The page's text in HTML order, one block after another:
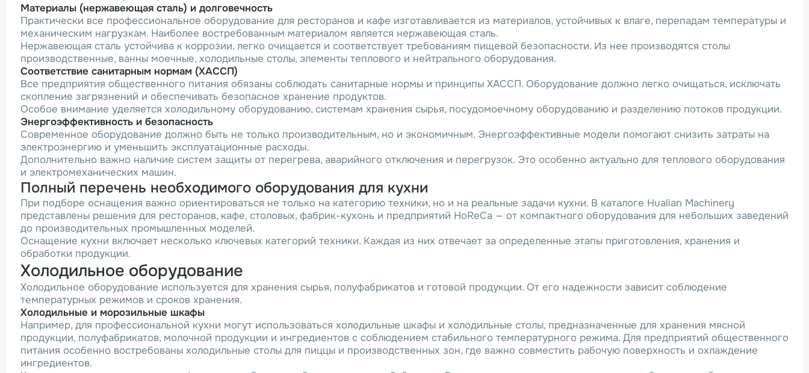
Материалы (нержавеющая сталь) и долговечность
Практически все профессиональное оборудование для ресторанов и кафе изготавливается из материалов, устойчивых к влаге, перепадам температуры и
механическим нагрузкам. Наиболее востребованным материалом является нержавеющая сталь.
Нержавеющая сталь устойчива к коррозии, легко очищается и соответствует требованиям пищевой безопасности. Из нее производятся столы
производственные, ванны моечные, холодильные столы, элементы теплового и нейтрального оборудования.
Соответствие санитарным нормам (ХАССП)
Все предприятия общественного питания обязаны соблюдать санитарные нормы и принципы ХАССП. Оборудование должно легко очищаться, исключать
скопление загрязнений и обеспечивать безопасное хранение продуктов.
Особое внимание уделяется холодильному оборудованию, системам хранения сырья, посудомоечному оборудованию и разделению потоков продукции.
Энергоэффективность и безопасность
Современное оборудование должно быть не только производительным, но и экономичным. Энергоэффективные модели помогают снизить затраты на
электроэнергию и уменьшить эксплуатационные расходы.
Дополнительно важно наличие систем защиты от перегрева, аварийного отключения и перегрузок. Это особенно актуально для теплового оборудования
и электромеханических машин.
Полный перечень необходимого оборудования для кухни
При подборе оснащения важно ориентироваться не только на категорию техники, но и на реальные задачи кухни. В каталоге Hualian Machinery
представлены решения для ресторанов, кафе, столовых, фабрик-кухонь и предприятий HoReCa — от компактного оборудования для небольших заведений
до производительных промышленных моделей.
Оснащение кухни включает несколько ключевых категорий техники. Каждая из них отвечает за определенные этапы приготовления, хранения и
обработки продукции.
Холодильное оборудование
Холодильное оборудование используется для хранения сырья, полуфабрикатов и готовой продукции. От его надежности зависит соблюдение
температурных режимов и сроков хранения.
Холодильные и морозильные шкафы
Например, для профессиональной кухни могут использоваться холодильные шкафы и холодильные столы, предназначенные для хранения мясной
продукции, полуфабрикатов, молочной продукции и ингредиентов с соблюдением стабильного температурного режима. Для предприятий общественного
питания особенно востребованы холодильные столы для пиццы и производственных зон, где важно совместить рабочую поверхность и охлаждение
ингредиентов.